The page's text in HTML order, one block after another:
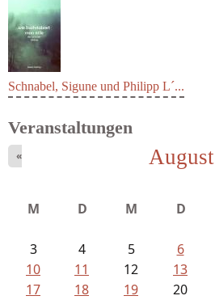
Schnabel, Sigune und Philipp L´...
Veranstaltungen
August
«
M D M D
3
4 5 6
10
11 12 13
17
18 19 20